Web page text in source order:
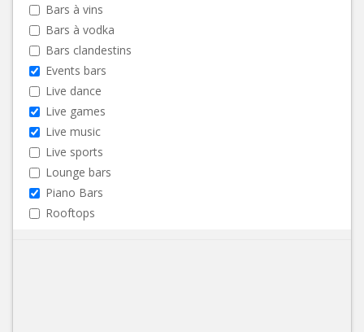
Bars à vins
Bars à vodka
Bars clandestins
Events bars
Live dance
Live games
Live music
Live sports
Lounge bars
Piano Bars
Rooftops